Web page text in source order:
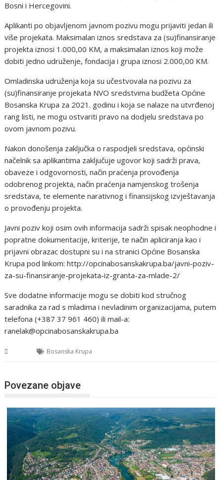
Bosni i Hercegovini.
Aplikanti po objavljenom javnom pozivu mogu prijaviti jedan ili
više projekata. Maksimalan iznos sredstava za (su)finansiranje
projekta iznosi 1.000,00 KM, a maksimalan iznos koji može
dobiti jedno udruženje, fondacija i grupa iznosi 2.000,00 KM.
Omladinska udruženja koja su učestvovala na pozivu za
(su)finansiranje projekata NVO sredstvima budžeta Općine
Bosanska Krupa za 2021. godinu i koja se nalaze na utvrđenoj
rang listi, ne mogu ostvariti pravo na dodjelu sredstava po
ovom javnom pozivu.
Nakon donošenja zaključka o raspodjeli sredstava, općinski
načelnik sa aplikantima zaključuje ugovor koji sadrži prava,
obaveze i odgovornosti, način praćenja provođenja
odobrenog projekta, način praćenja namjenskog trošenja
sredstava, te elemente narativnog i finansijskog izvještavanja
o provođenju projekta.
Javni poziv koji osim ovih informacija sadrži spisak neophodne i
popratne dokumentacije, kriterije, te način apliciranja kao i
prijavni obrazac dostupni su i na stranici Općine Bosanska
Krupa pod linkom: http://opcinabosanskakrupa.ba/javni-poziv-
za-su-finansiranje-projekata-iz-granta-za-mlade-2/
Sve dodatne informacije mogu se dobiti kod stručnog
saradnika za rad s mladima i nevladinim organizacijama, putem
telefona (+387 37 961 460) ili mail-a:
ranelak@opcinabosanskakrupa.ba
Bosanska Krupa
Povezane objave